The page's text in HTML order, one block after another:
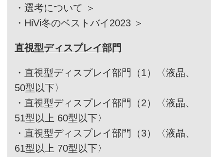
・ 選考について ＞
・ HiVi冬のベストバイ2023 ＞
直視型ディスプレイ部門
・ 直視型ディスプレイ部門（1）〈液晶、
50型以下〉
・ 直視型ディスプレイ部門（2）〈液晶、
51型以上 60型以下〉
・ 直視型ディスプレイ部門（3）〈液晶、
61型以上 70型以下〉